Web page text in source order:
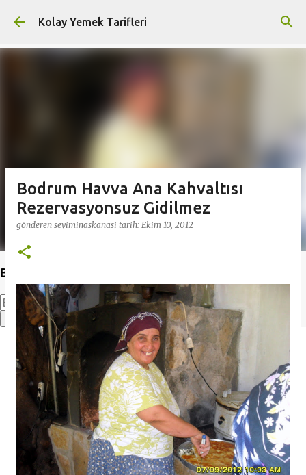
Ana içeriğe atla
Kolay Yemek Tarifleri
Bu Blogda Ara
Bodrum Havva Ana Kahvaltısı
Rezervasyonsuz Gidilmez
gönderen seviminaskanasi tarih: Ekim 10, 2012